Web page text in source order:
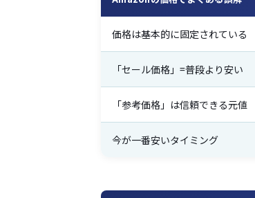
価格は基本的に固定されている
「セール価格」=普段より安い
「参考価格」は信頼できる元値
今が一番安いタイミング